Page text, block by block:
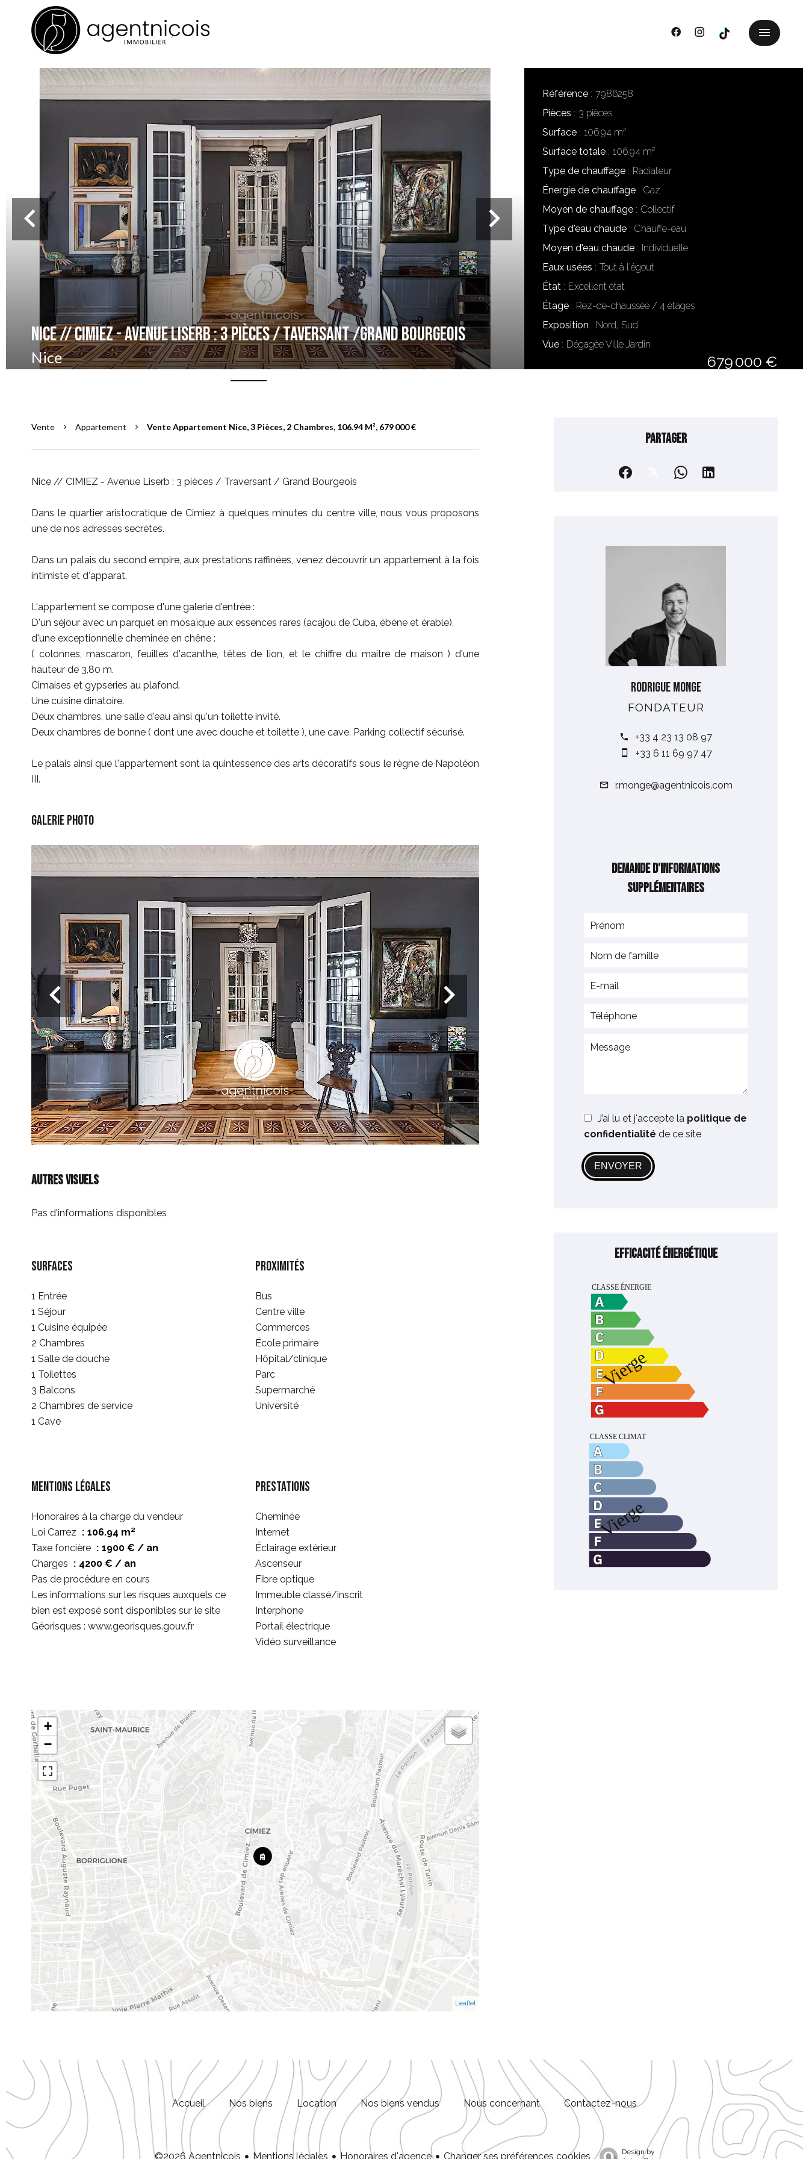
Nice // CIMIEZ - Avenue Liserb : 3 pièces / Taversant /Grand Bourgeois
Nice 679 000 €
Référence
7986258
Pièces
3 pièces
Surface
106.94 m²
Surface totale
106.94 m²
Type de chauffage
Radiateur
Énergie de chauffage
Gaz
Moyen de chauffage
Collectif
Type d'eau chaude
Chauffe-eau
Moyen d'eau chaude
Individuelle
Eaux usées
Tout à l'égout
État
Excellent état
Étage
Rez-de-chaussée / 4 étages
Exposition
Nord, Sud
Vue
Dégagée Ville Jardin
Vente Appartement Vente Appartement Nice, 3 Pièces, 2 Chambres, 106.94 M², 679 000 €
Nice // CIMIEZ - Avenue Liserb : 3 pièces / Traversant / Grand Bourgeois
Dans le quartier aristocratique de Cimiez à quelques minutes du centre ville, nous vous proposons
une de nos adresses secrètes.
Dans un palais du second empire, aux prestations raffinées, venez découvrir un appartement à la fois
intimiste et d'apparat.
L'appartement se compose d'une galerie d'entrée :
D'un séjour avec un parquet en mosaïque aux essences rares (acajou de Cuba, ébène et érable),
d'une exceptionnelle cheminée en chêne :
( colonnes, mascaron, feuilles d'acanthe, têtes de lion, et le chiffre du maitre de maison ) d'une
hauteur de 3,80 m.
Cimaises et gypseries au plafond.
Une cuisine dinatoire.
Deux chambres, une salle d'eau ainsi qu'un toilette invité.
Deux chambres de bonne ( dont une avec douche et toilette ), une cave. Parking collectif sécurisé.
Le palais ainsi que l'appartement sont la quintessence des arts décoratifs sous le règne de Napoléon
III.
Galerie photo
Autres visuels
Pas d'informations disponibles
Surfaces
1 Entrée
1 Séjour
1 Cuisine équipée
2 Chambres
1 Salle de douche
1 Toilettes
3 Balcons
2 Chambres de service
1 Cave
Proximités
Bus
Centre ville
Commerces
École primaire
Hôpital/clinique
Parc
Supermarché
Université
Mentions légales
Honoraires à la charge du vendeur
Loi Carrez
106.94 m²
Taxe foncière
1900 € / an
Charges
4200 € / an
Pas de procédure en cours
Les informations sur les risques auxquels ce
bien est exposé sont disponibles sur le site
Géorisques : www.georisques.gouv.fr
Prestations
Cheminée
Internet
Éclairage extérieur
Ascenseur
Fibre optique
Immeuble classé/inscrit
Interphone
Portail électrique
Vidéo surveillance
+
−
Leaflet
Partager
Rodrigue MONGE
FONDATEUR
+33 4 23 13 08 97
+33 6 11 69 97 47
r.monge@agentnicois.com
Demande d'informations
supplémentaires
J’ai lu et j'accepte la politique de
confidentialité de ce site
ENVOYER
Efficacité énergétique
Accueil Nos biens Location Nos biens vendus Nous concernant Contactez-nous
©2026 Agentniçois Mentions légales Honoraires d'agence Changer ses préférences cookies
Design by